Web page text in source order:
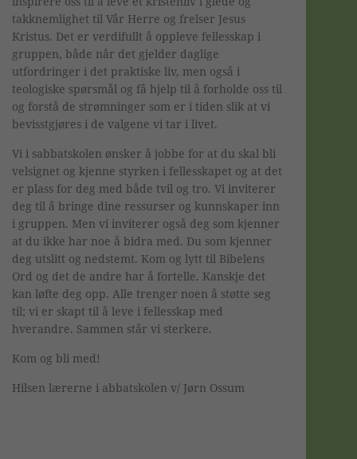
takknemlighet til Vår Herre og frelser Jesus
Kristus. Det er verdifullt å oppleve fellesskap i
gruppen, både når det gjelder daglige
utfordringer i det praktiske liv, men også i
teologiske spørsmål og få hjelp til å forholde oss til
og forstå de strømninger som er i tiden slik at vi
bevisstgjøres i de valgene vi tar i livet.
Vi i sabbatskolen ønsker å jobbe for at du skal bli
velsignet og kjenne styrken i fellesskapet og at det
er plass for deg med både tvil og tro. Vi inviterer
deg til å bringe dine ressurser og kunnskaper inn
i gruppen. Men vi inviterer også deg som kjenner
at du ikke har noe å bidra med. Du som kjenner
deg utslitt og nedstemt. Kom og lytt til Bibelens
Ord og det de andre har å fortelle. Kanskje det
kan løfte deg opp. Alle trenger noen å støtte seg
til; vi er skapt til å leve i fellesskap med
hverandre. Sammen står vi sterkere.
Kom og bli med!
Hilsen lærerne i abbatskolen v/ Jørn Ossum